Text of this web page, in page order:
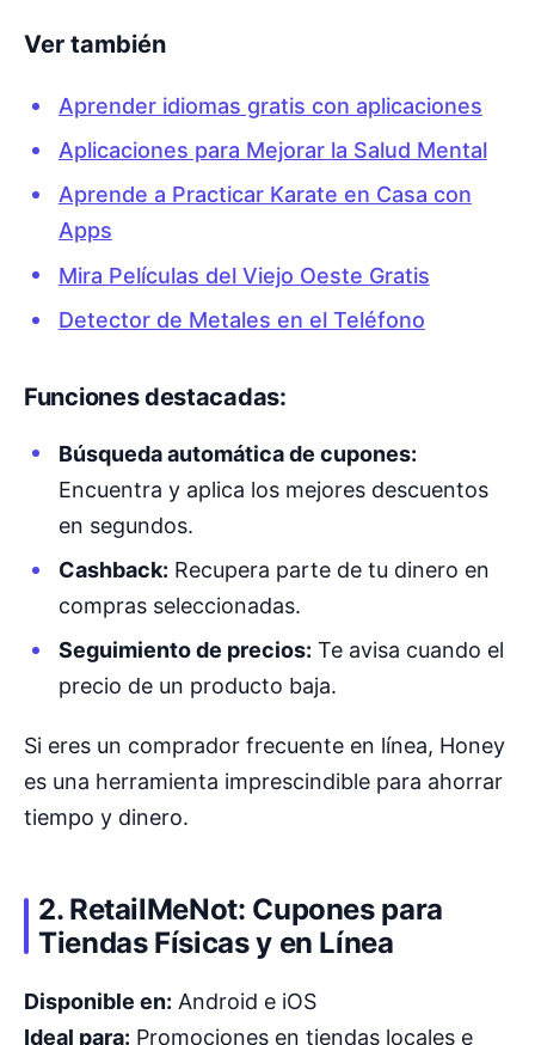
Ver también
Aprender idiomas gratis con aplicaciones
Aplicaciones para Mejorar la Salud Mental
Aprende a Practicar Karate en Casa con
Apps
Mira Películas del Viejo Oeste Gratis
Detector de Metales en el Teléfono
Funciones destacadas:
Búsqueda automática de cupones:
Encuentra y aplica los mejores descuentos
en segundos.
Cashback: Recupera parte de tu dinero en
compras seleccionadas.
Seguimiento de precios: Te avisa cuando el
precio de un producto baja.
Si eres un comprador frecuente en línea, Honey
es una herramienta imprescindible para ahorrar
tiempo y dinero.
2. RetailMeNot: Cupones para
Tiendas Físicas y en Línea
Disponible en: Android e iOS
Ideal para: Promociones en tiendas locales e